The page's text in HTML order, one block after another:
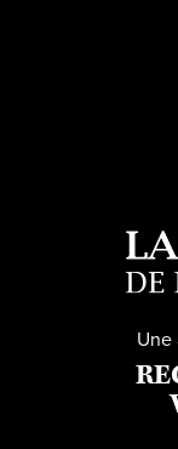
Une